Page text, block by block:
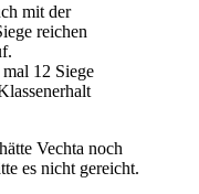
mit der
reichen
12 Siege
Vechta noch
es nicht gereicht.